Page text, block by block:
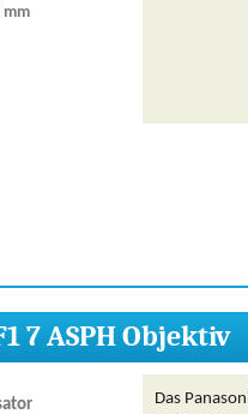
mm
7 ASPH Objektiv
Das